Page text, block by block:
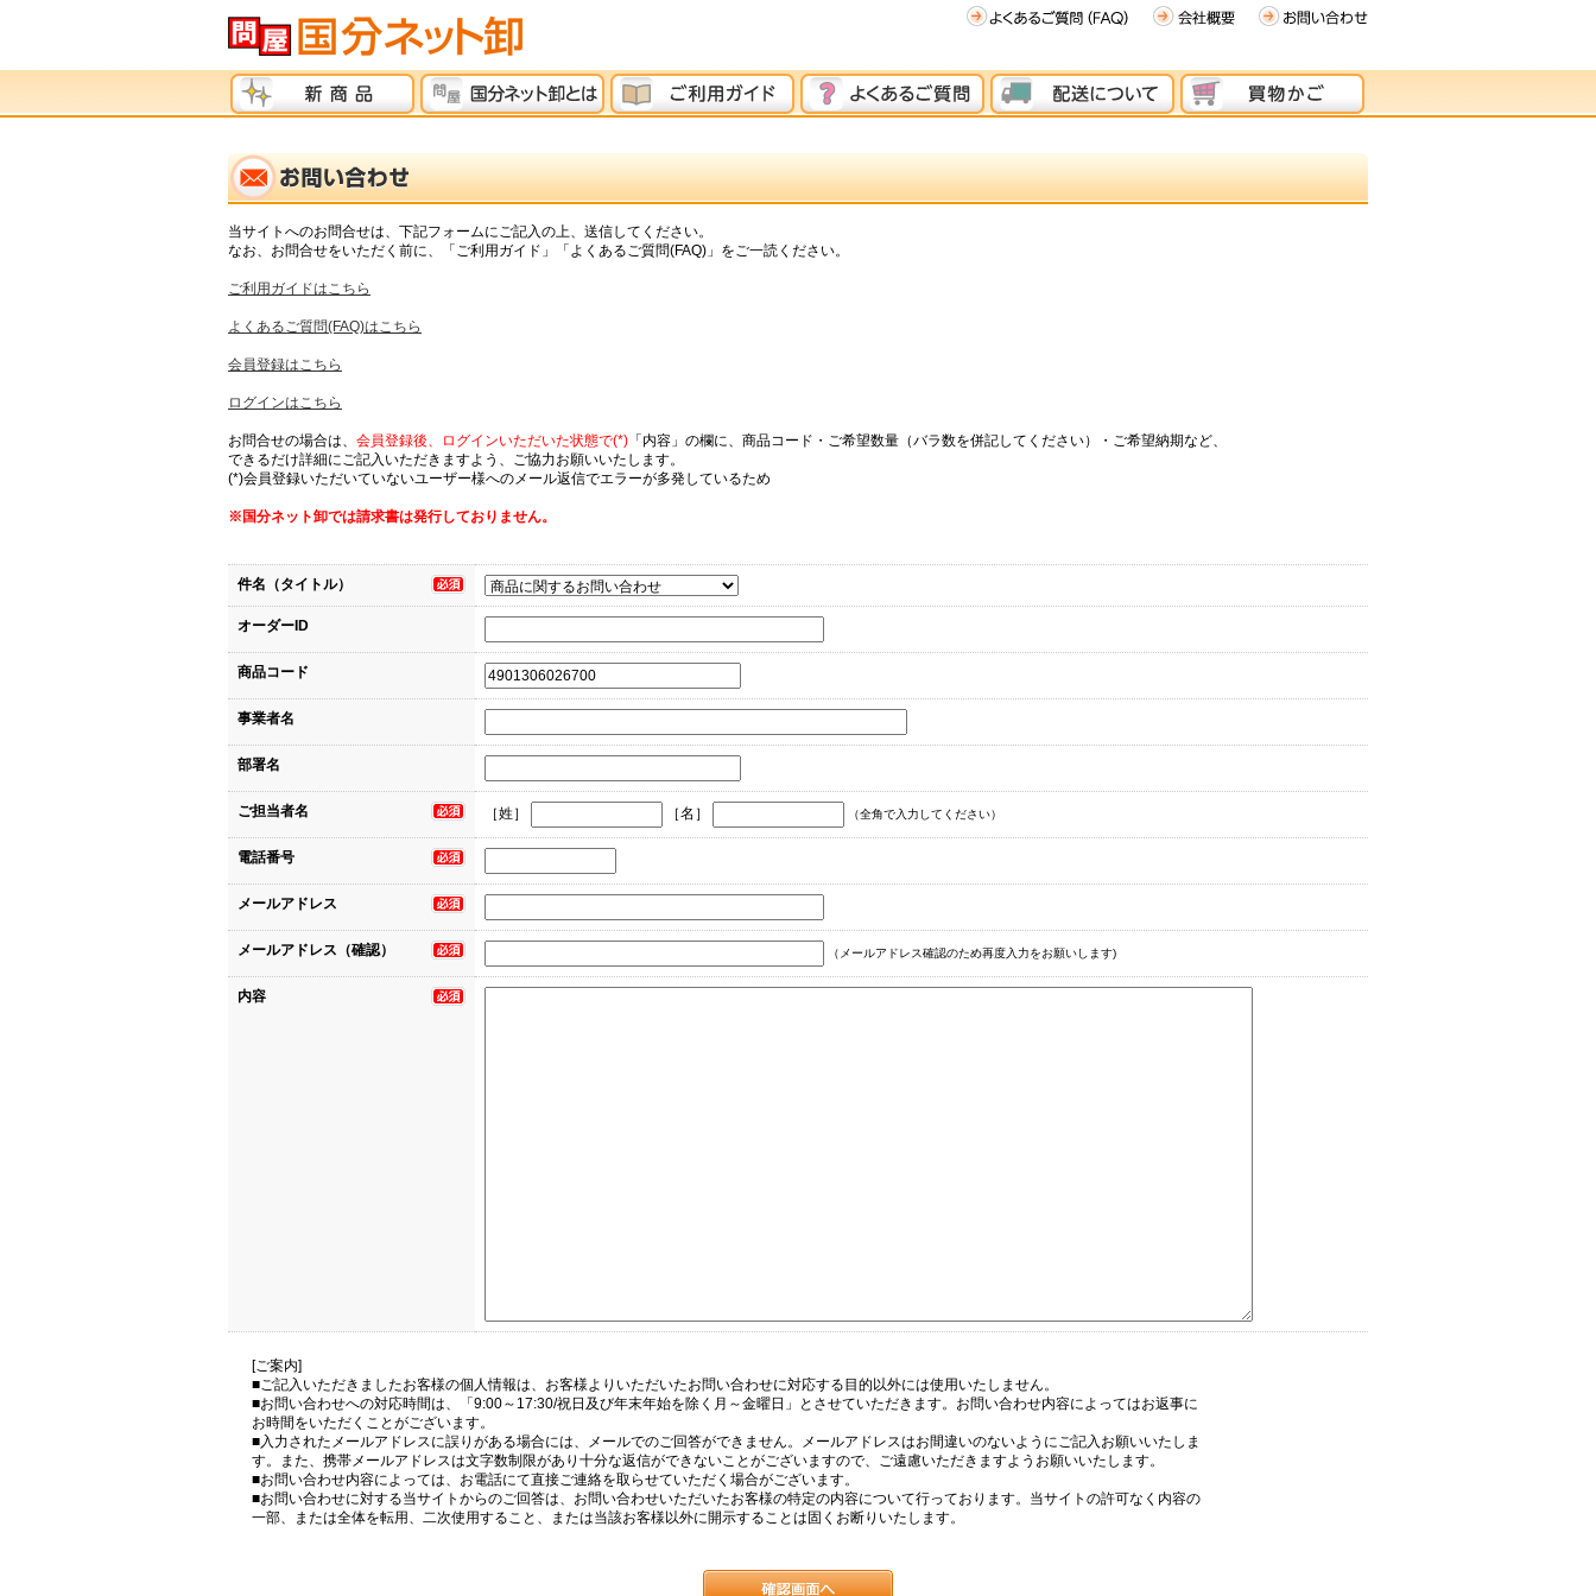
当サイトへのお問合せは、下記フォームにご記入の上、送信してください。
なお、お問合せをいただく前に、「ご利用ガイド」「よくあるご質問(FAQ)」をご一読ください。
ご利用ガイドはこちら
よくあるご質問(FAQ)はこちら
会員登録はこちら
ログインはこちら
お問合せの場合は、 会員登録後、ログインいただいた状態で(*) 「内容」の欄に、商品コード・ご希望数量（バラ数を併記してください）・ご希望納期など、
できるだけ詳細にご記入いただきますよう、ご協力お願いいたします。
(*)会員登録いただいていないユーザー様へのメール返信でエラーが多発しているため
※国分ネット卸では請求書は発行しておりません。
件名（タイトル）
オーダーID
商品コード
事業者名
部署名
ご担当者名 ［姓］ ［名］ （全角で入力してください）
電話番号
メールアドレス
メールアドレス（確認） （メールアドレス確認のため再度入力をお願いします)
内容
[ご案内]
■ご記入いただきましたお客様の個人情報は、お客様よりいただいたお問い合わせに対応する目的以外には使用いたしません。
■お問い合わせへの対応時間は、「9:00～17:30/祝日及び年末年始を除く月～金曜日」とさせていただきます。お問い合わせ内容によってはお返事に
お時間をいただくことがございます。
■入力されたメールアドレスに誤りがある場合には、メールでのご回答ができません。メールアドレスはお間違いのないようにご記入お願いいたしま
す。また、携帯メールアドレスは文字数制限があり十分な返信ができないことがございますので、ご遠慮いただきますようお願いいたします。
■お問い合わせ内容によっては、お電話にて直接ご連絡を取らせていただく場合がございます。
■お問い合わせに対する当サイトからのご回答は、お問い合わせいただいたお客様の特定の内容について行っております。当サイトの許可なく内容の
一部、または全体を転用、二次使用すること、または当該お客様以外に開示することは固くお断りいたします。